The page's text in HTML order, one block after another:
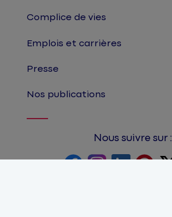
Complice de vies
Emplois et carrières
Presse
Nos publications
Nous suivre sur :